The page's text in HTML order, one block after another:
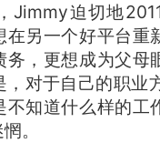
迫切地
在另一个好平台重
务，更想成为父母
，对于自己的职业
知道什么样的工
。